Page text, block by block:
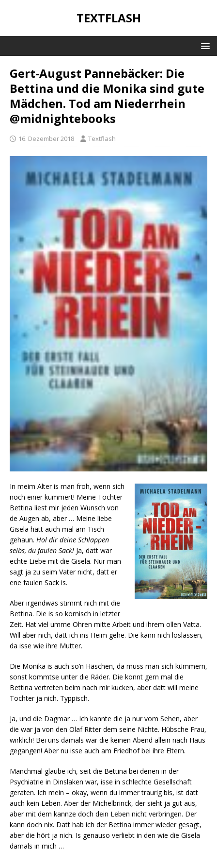
TEXTFLASH
Gert-August Pannebäcker: Die
Bettina und die Monika sind gute
Mädchen. Tod am Niederrhein
@midnightebooks
16. Dezember 2018 Textflash
In meim Alter is man froh, wenn sich
noch einer kümmert! Meine Tochter
Bettina liest mir jeden Wunsch von
de Augen ab, aber … Meine liebe
Gisela hätt auch mal am Tisch
gehaun. Hol dir deine Schlappen
selbs, du faulen Sack! Ja, datt war
echte Liebe mit die Gisela. Nur man
sagt ja zu seim Vater nicht, datt er
ene faulen Sack is.
Aber irgendwas stimmt nich mit die
Bettina. Die is so komisch in letzter
Zeit. Hat viel umme Ohren mitte Arbeit und ihrem ollen Vatta.
Will aber nich, datt ich ins Heim gehe. Die kann nich loslassen,
da isse wie ihre Mutter.
Die Monika is auch so’n Häschen, da muss man sich kümmern,
sonst kommtse unter die Räder. Die könnt gern mal die
Bettina vertreten beim nach mir kucken, aber datt will meine
Tochter ja nich. Typpisch.
Ja, und die Dagmar … Ich kannte die ja nur vom Sehen, aber
die war ja von den Olaf Ritter dem seine Nichte. Hübsche Frau,
wirklich! Bei uns damals wär die keinen Abend allein nach Haus
gegangen! Aber nu isse auch am Friedhof bei ihre Eltern.
Manchmal glaube ich, seit die Bettina bei denen in der
Psychiatrie in Dinslaken war, isse in schlechte Gesellschaft
geraten. Ich mein – okay, wenn du immer traurig bis, ist datt
auch kein Leben. Aber der Michelbrinck, der sieht ja gut aus,
aber mit dem kannze doch dein Leben nicht verbringen. Der
kann doch nix. Datt hab ich der Bettina immer wieder gesagt,
aber die hört ja nich. Is genauso verliebt in den wie die Gisela
damals in mich …